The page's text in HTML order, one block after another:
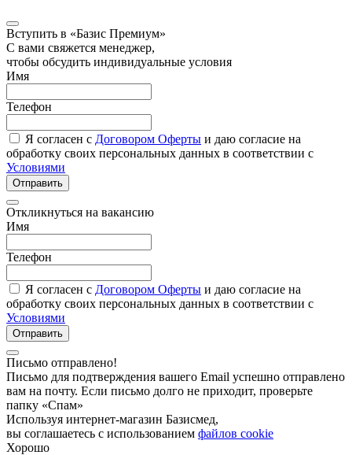
Вступить в «Базис Премиум»
С вами свяжется менеджер,
чтобы обсудить индивидуальные условия
Имя
Телефон
Я согласен с Договором Оферты и даю согласие на
обработку своих персональных данных в соответствии с
Условиями
Отправить
Откликнуться на вакансию
Имя
Телефон
Я согласен с Договором Оферты и даю согласие на
обработку своих персональных данных в соответствии с
Условиями
Отправить
Письмо отправлено!
Письмо для подтверждения вашего Email успешно отправлено
вам на почту. Если письмо долго не приходит, проверьте
папку «Спам»
Используя интернет-магазин Базисмед,
вы соглашаетесь с использованием файлов cookie
Хорошо